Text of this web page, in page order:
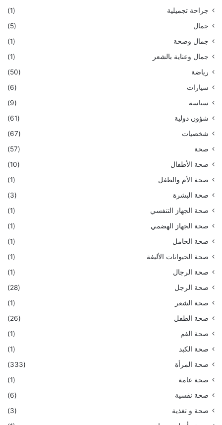
جراحة تجميلية
(1)
جمال
(5)
جمال وصحة
(1)
جمال وعناية بالشعر
(1)
رياضة
(50)
سيارات
(6)
سياسة
(9)
شؤون دولية
(61)
شخصيات
(67)
صحة
(57)
صحة الأطفال
(10)
صحة الأم والطفل
(1)
صحة البشرة
(3)
صحة الجهاز التنفسي
(1)
صحة الجهاز الهضمي
(1)
صحة الحامل
(1)
صحة الحيوانات الأليفة
(1)
صحة الرجال
(1)
صحة الرجل
(28)
صحة الشعر
(1)
صحة الطفل
(26)
صحة الفم
(1)
صحة الكبد
(1)
صحة المرأة
(333)
صحة عامة
(1)
صحة نفسية
(6)
صحة و تغذية
(3)